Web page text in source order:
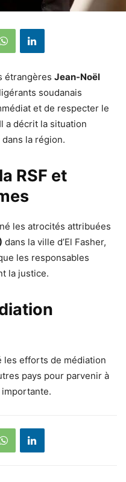
étrangères Jean-Noël
soudanais
et de respecter le
a décrit la situation
la région.
RSF et
les atrocités attribuées
dans la ville d’El Fasher,
les responsables
la justice.
les efforts de médiation
pays pour parvenir à
importante.